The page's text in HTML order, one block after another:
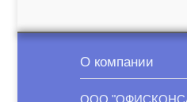
О компании